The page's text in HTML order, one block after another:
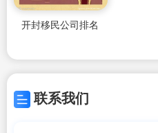
开封移民公司排名
联系我们